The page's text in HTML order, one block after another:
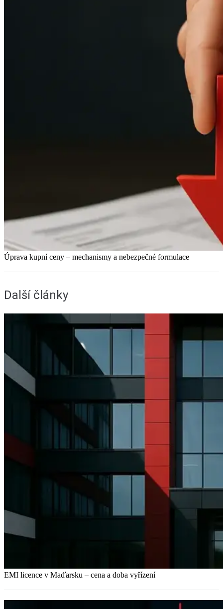
Úprava kupní ceny – mechanismy a nebezpečné formulace
Další články
EMI licence v Maďarsku – cena a doba vyřízení